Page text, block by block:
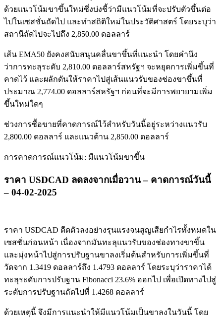
ด้วยแนวโน้มขาขึ้นใหม่ซึ่งบ่งชี้ว่ามีแนวโน้มที่จะปรับตัวขึ้นต่อ
ไปในเซสชั่นถัดไป และทำสถิติใหม่ในประวัติศาสตร์ โดยระบุว่า
สถานีถัดไปจะไปถึง 2,850.00 ดอลลาร์
เส้น EMA50 ยังคงสนับสนุนคลื่นขาขึ้นที่แนะนำ โดยคำนึง
ว่าการทะลุระดับ 2,810.00 ดอลลาร์สหรัฐฯ จะหยุดการเพิ่มขึ้นที่
คาดไว้ และผลักดันให้ราคาไปสู่เส้นแนวรับของช่องขาขึ้นที่
ประมาณ 2,774.00 ดอลลาร์สหรัฐฯ ก่อนที่จะมีการพยายามเพิ่ม
ขึ้นใหม่ใดๆ
ช่วงการซื้อขายที่คาดการณ์ไว้สำหรับวันนี้อยู่ระหว่างแนวรับ
2,800.00 ดอลลาร์ และแนวต้าน 2,850.00 ดอลลาร์
การคาดการณ์แนวโน้ม: มีแนวโน้มขาขึ้น
ราคา USDCAD ลดลงจากเมื่อวาน – คาดการณ์วันนี้
– 04-02-2025
ราคา USDCAD ดีดตัวลงอย่างรุนแรงจนสูญเสียกำไรทั้งหมดใน
เซสชั่นก่อนหน้า เนื่องจากมันทะลุแนวรับของช่องทางขาขึ้น
และมุ่งหน้าไปสู่การปรับฐานขาลงเริ่มต้นสำหรับการเพิ่มขึ้นที่
วัดจาก 1.3419 ดอลลาร์ถึง 1.4793 ดอลลาร์ โดยระบุว่าราคาได้
ทะลุระดับการปรับฐาน Fibonacci 23.6% ออกไป เพื่อเปิดทางไปสู่
ระดับการปรับฐานถัดไปที่ 1.4268 ดอลลาร์
ด้วยเหตุนี้ จึงมีการแนะนำให้มีแนวโน้มเป็นขาลงในวันนี้ โดย